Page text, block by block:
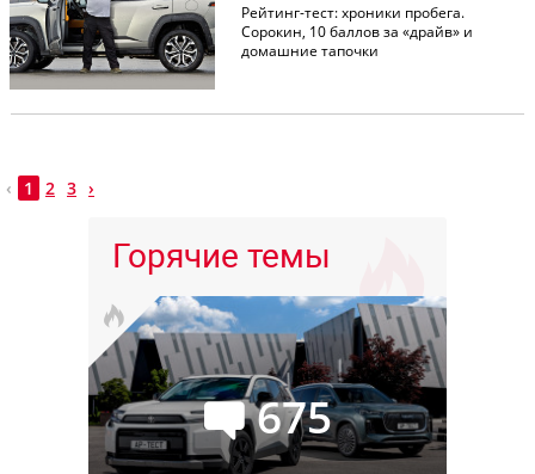
Рейтинг-тест: хроники пробега.
Сорокин, 10 баллов за «драйв» и
домашние тапочки
‹ 1 2 3 ›
Горячие темы
675